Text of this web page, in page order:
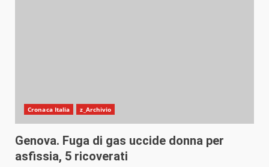
Cronaca Italia z_Archivio
Genova. Fuga di gas uccide donna per
asfissia, 5 ricoverati